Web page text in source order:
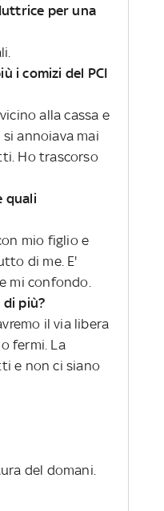
per una
i comizi del PCI
alla cassa e
annoiava mai
Ho trascorso
quali
mio figlio e
di me. E'
mi confondo.
di più?
il via libera
fermi. La
e non ci siano
del domani.